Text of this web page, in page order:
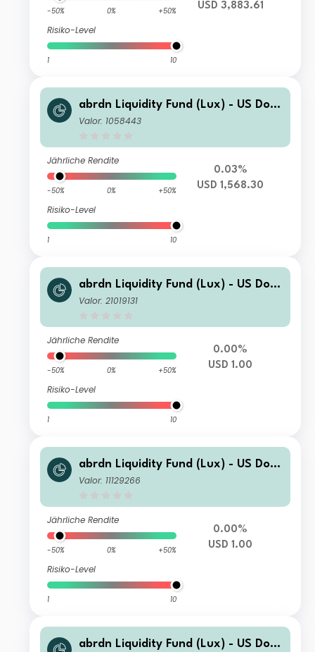
-50% 0% +50%
Risiko-Level
1 10
USD 3,883.61
abrdn Liquidity Fund (Lux) - US Dolla
r Fund I-2 Acc USD
Valor: 1058443
Jährliche Rendite
-50% 0% +50%
Risiko-Level
1 10
0.03%
USD 1,568.30
abrdn Liquidity Fund (Lux) - US Dolla
r Fund L-1 Inc USD
Valor: 21019131
Jährliche Rendite
-50% 0% +50%
Risiko-Level
1 10
0.00%
USD 1.00
abrdn Liquidity Fund (Lux) - US Dolla
r Fund J-1 Inc USD
Valor: 11129266
Jährliche Rendite
-50% 0% +50%
Risiko-Level
1 10
0.00%
USD 1.00
abrdn Liquidity Fund (Lux) - US Dolla